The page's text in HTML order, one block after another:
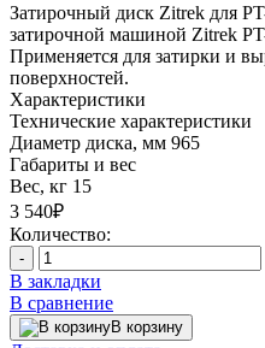
Затирочный диск Zitrek для
затирочной машиной Zitrek
Применяется для затирки и
поверхностей.
Характеристики
Технические характеристики
Диаметр диска, мм 965
Габариты и вес
Вес, кг 15
3 540₽
Количество:
-
В закладки
В сравнение
В корзину